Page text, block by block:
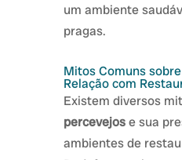
um ambiente
pragas.
Mitos Comuns
Relação com
Existem diversos
percevejose sua
ambientes de